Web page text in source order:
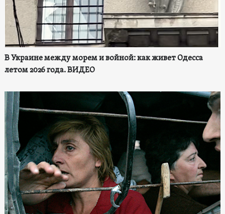
В Украине между морем и войной: как живет Одесса
летом 2026 года. ВИДЕО